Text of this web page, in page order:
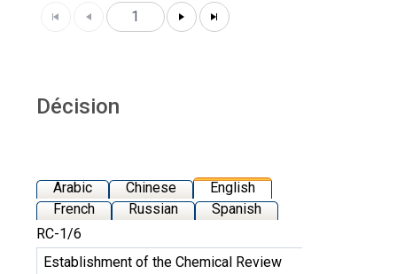
1
Décision
Arabic Chinese
English
French
Russian Spanish
RC-1/6
Establishment of the Chemical Review